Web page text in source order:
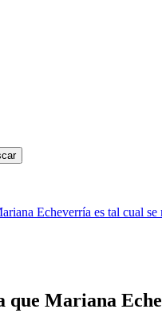
Echeverría es tal cual
que Mariana